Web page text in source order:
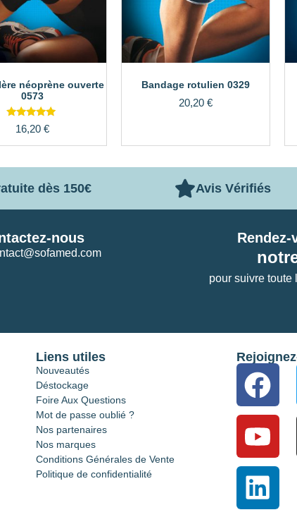
néoprène ouverte
0573
Note
5.00
sur 5
16,20 €
Bandage rotulien 0329
20,20 €
dès 150€ Avis Vérifiés
nous
pour suivre toute
Liens utiles
Nouveautés
Déstockage
Foire Aux Questions
Mot de passe oublié ?
Nos partenaires
Nos marques
Conditions Générales de Vente
Politique de confidentialité